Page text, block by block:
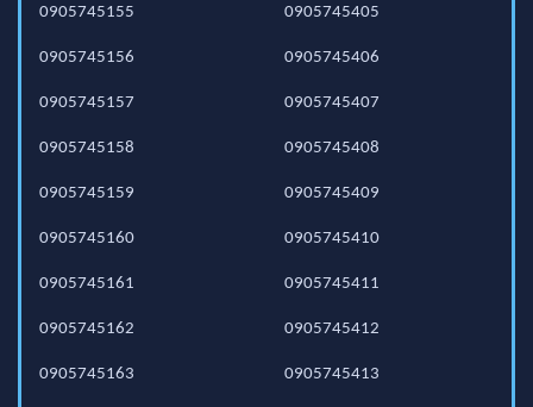
0905745155
0905745156
0905745157
0905745158
0905745159
0905745160
0905745161
0905745162
0905745163
0905745405
0905745406
0905745407
0905745408
0905745409
0905745410
0905745411
0905745412
0905745413